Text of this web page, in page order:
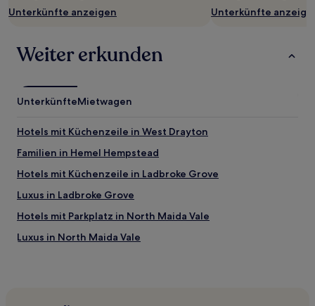
Unterkünfte anzeigen
Unterkünfte
Weiter erkunden
UnterkünfteMietwagen
Hotels mit Küchenzeile in West Drayton
Familien in Hemel Hempstead
Hotels mit Küchenzeile in Ladbroke Grove
Luxus in Ladbroke Grove
Hotels mit Parkplatz in North Maida Vale
Luxus in North Maida Vale